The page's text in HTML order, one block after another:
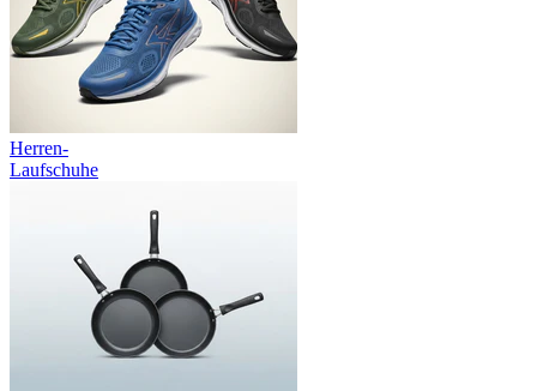
Herren-
Laufschuhe